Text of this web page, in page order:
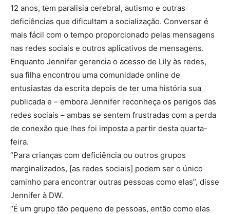
12 anos, tem paralisia cerebral, autismo e outras
deficiências que dificultam a socialização. Conversar é
mais fácil com o tempo proporcionado pelas mensagens
nas redes sociais e outros aplicativos de mensagens.
Enquanto Jennifer gerencia o acesso de Lily às redes,
sua filha encontrou uma comunidade online de
entusiastas da escrita depois de ter uma história sua
publicada e – embora Jennifer reconheça os perigos das
redes sociais – ambas se sentem frustradas com a perda
de conexão que lhes foi imposta a partir desta quarta-
feira.
“Para crianças com deficiência ou outros grupos
marginalizados, [as redes sociais] podem ser o único
caminho para encontrar outras pessoas como elas”, disse
Jennifer à DW.
“É um grupo tão pequeno de pessoas, então como elas